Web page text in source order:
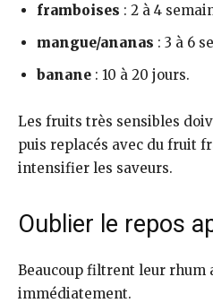
framboises : 2 à 4
mangue/ananas : 3 à 6
banane : 10 à 20 jours.
Les fruits très sensibles
puis replacés avec du fruit
intensifier les saveurs.
Oublier le repos
Beaucoup filtrent leur rhum
immédiatement.